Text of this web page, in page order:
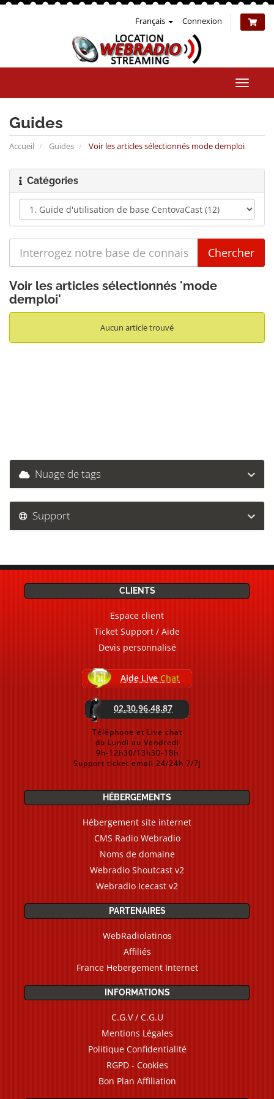
Français Connexion
la
Guides
Accueil Guides Voir les articles sélectionnés mode demploi
Catégories
Voir les articles sélectionnés 'mode
demploi'
Aucun article trouvé
Nuage de tags
Support
CLIENTS
Espace client
Ticket Support / Aide
Devis personnalisé
Aide Live Chat
02.30.96.48.87
Téléphone et Live chat
du Lundi au Vendredi
9h-12h30/13h30-18h
Support ticket email 24/24h 7/7j
HÉBERGEMENTS
Hébergement site internet
CMS Radio Webradio
Noms de domaine
Webradio Shoutcast v2
Webradio Icecast v2
PARTENAIRES
WebRadiolatinos
Affiliés
France Hebergement Internet
INFORMATIONS
C.G.V / C.G.U
Mentions Légales
Politique Confidentialité
RGPD - Cookies
Bon Plan Affiliation